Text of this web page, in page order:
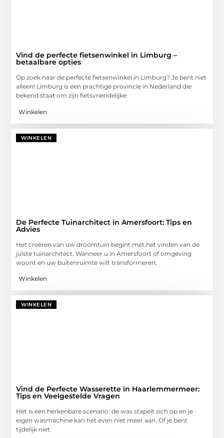
Vind de perfecte fietsenwinkel in Limburg –
betaalbare opties
Op zoek naar de perfecte fietsenwinkel in Limburg? Je bent niet
alleen! Limburg is een prachtige provincie in Nederland die
bekend staat om zijn fietsvriendelijke
Winkelen
WINKELEN
De Perfecte Tuinarchitect in Amersfoort: Tips en
Advies
Het creëren van uw droomtuin begint met het vinden van de
juiste tuinarchitect. Wanneer u in Amersfoort of omgeving
woont en uw buitenruimte wilt transformeren,
Winkelen
WINKELEN
Vind de Perfecte Wasserette in Haarlemmermeer:
Tips en Veelgestelde Vragen
Het is een herkenbare scenario: de was stapelt zich op en je
eigen wasmachine kan het even niet meer aan. Of je bent
tijdelijk niet